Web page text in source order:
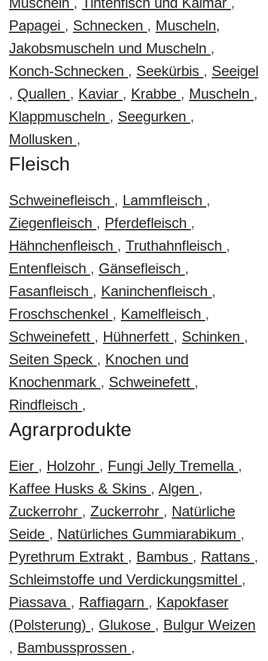
Papagei , Schnecken , Muscheln,
Jakobsmuscheln und Muscheln ,
Konch-Schnecken , Seekürbis , Seeigel
, Quallen , Kaviar , Krabbe , Muscheln ,
Klappmuscheln , Seegurken ,
Mollusken ,
Fleisch
Schweinefleisch , Lammfleisch ,
Ziegenfleisch , Pferdefleisch ,
Hähnchenfleisch , Truthahnfleisch ,
Entenfleisch , Gänsefleisch ,
Fasanfleisch , Kaninchenfleisch ,
Froschschenkel , Kamelfleisch ,
Schweinefett , Hühnerfett , Schinken ,
Seiten Speck , Knochen und
Knochenmark , Schweinefett ,
Rindfleisch ,
Agrarprodukte
Eier , Holzohr , Fungi Jelly Tremella ,
Kaffee Husks & Skins , Algen ,
Zuckerrohr , Zuckerrohr , Natürliche
Seide , Natürliches Gummiarabikum ,
Pyrethrum Extrakt , Bambus , Rattans ,
Schleimstoffe und Verdickungsmittel ,
Piassava , Raffiagarn , Kapokfaser
(Polsterung) , Glukose , Bulgur Weizen
, Bambussprossen ,